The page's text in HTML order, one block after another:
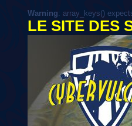
Warning: array_keys()
LE SITE DES